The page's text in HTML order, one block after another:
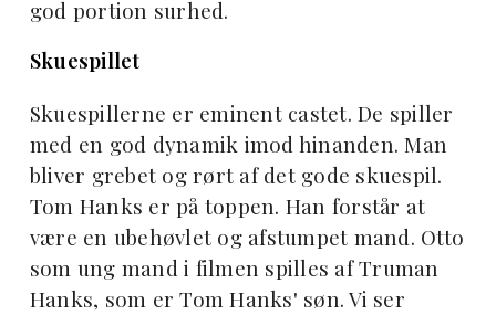
god portion surhed.
Skuespillet
Skuespillerne er eminent castet. De spiller
med en god dynamik imod hinanden. Man
bliver grebet og rørt af det gode skuespil.
Tom Hanks er på toppen. Han forstår at
være en ubehøvlet og afstumpet mand. Otto
som ung mand i filmen spilles af Truman
Hanks, som er Tom Hanks' søn. Vi ser